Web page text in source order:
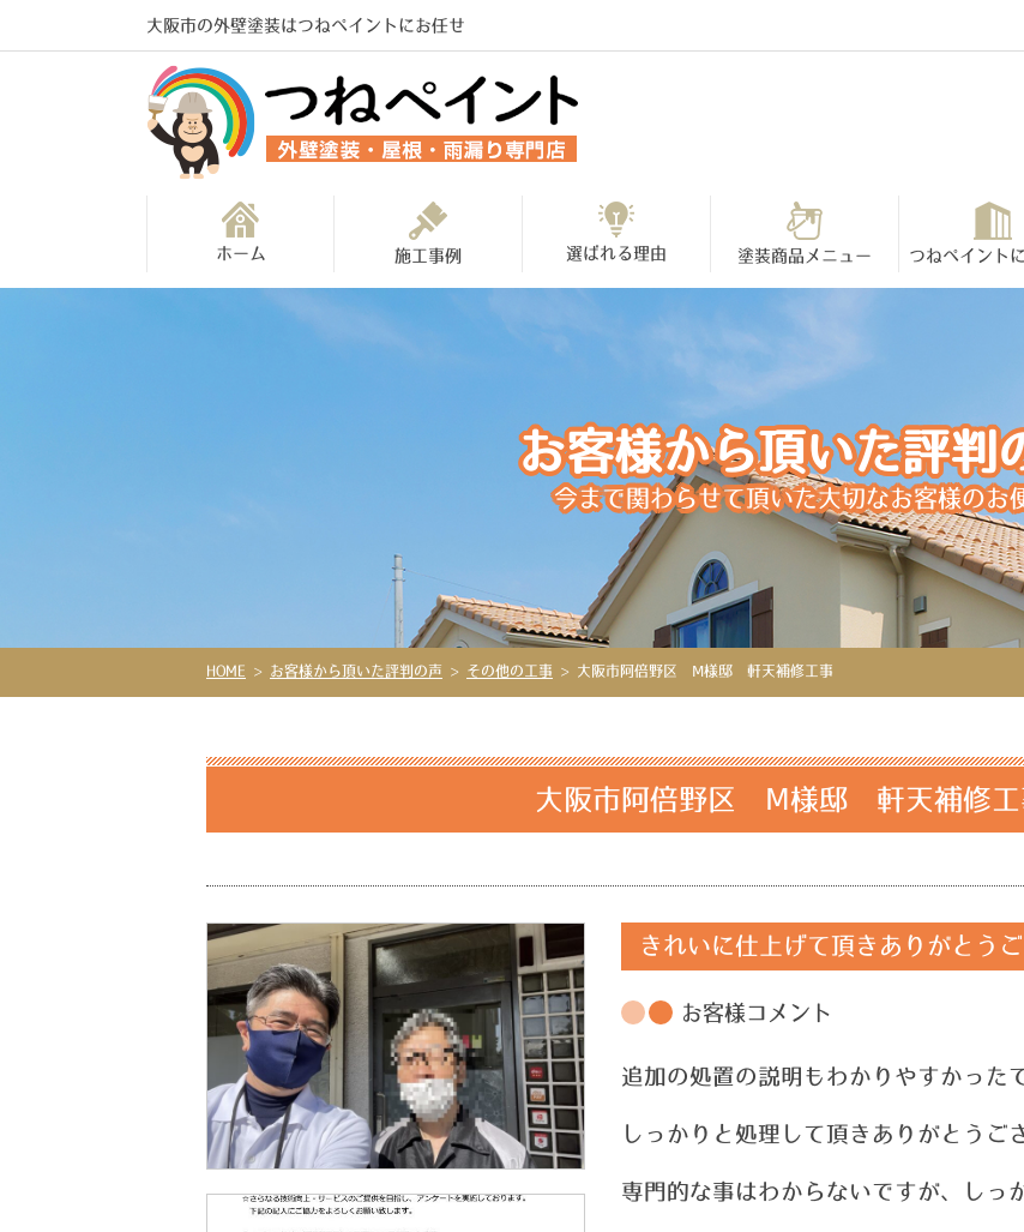
大阪市の外壁塗装はつねペイントにお任せ
ホーム 施工事例 選ばれる理由 塗装商品メニュー つねペイント
お客様から頂いた評判
今まで関わらせて頂いた大切なお客様のお
HOME > お客様から頂いた評判の声 > その他の工事 > 大阪市阿倍野区 Ⅿ様邸 軒天補修工事
大阪市阿倍野区 Ⅿ様邸 軒天補修
きれいに仕上げて頂きありがとう
お客様コメント
追加の処置の説明もわかりやすかった
しっかりと処理して頂きありがとうご
専門的な事はわからないですが、しっ